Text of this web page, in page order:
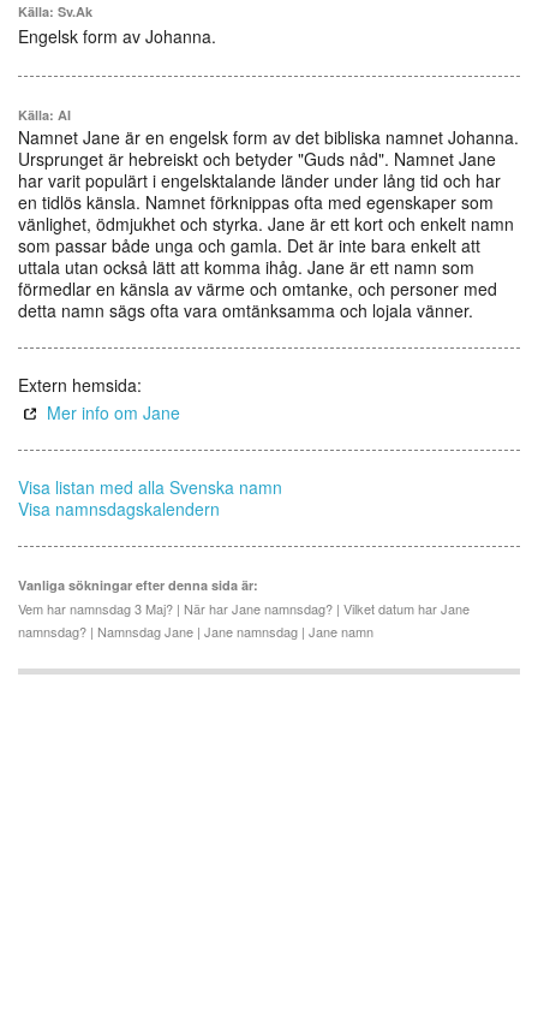
Källa: Sv.Ak
Engelsk form av Johanna.
Källa: AI
Namnet Jane är en engelsk form av det bibliska namnet Johanna.
Ursprunget är hebreiskt och betyder "Guds nåd". Namnet Jane
har varit populärt i engelsktalande länder under lång tid och har
en tidlös känsla. Namnet förknippas ofta med egenskaper som
vänlighet, ödmjukhet och styrka. Jane är ett kort och enkelt namn
som passar både unga och gamla. Det är inte bara enkelt att
uttala utan också lätt att komma ihåg. Jane är ett namn som
förmedlar en känsla av värme och omtanke, och personer med
detta namn sägs ofta vara omtänksamma och lojala vänner.
Extern hemsida:
Mer info om Jane
Visa listan med alla Svenska namn
Visa namnsdagskalendern
Vanliga sökningar efter denna sida är:
Vem har namnsdag 3 Maj? | När har Jane namnsdag? | Vilket datum har Jane
namnsdag? | Namnsdag Jane | Jane namnsdag | Jane namn